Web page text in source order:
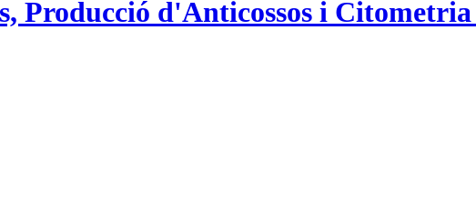
Producció d'Anticossos i